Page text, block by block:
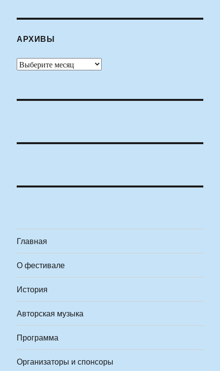
АРХИВЫ
Архивы
Главная
О фестивале
История
Авторская музыка
Программа
Организаторы и спонсоры